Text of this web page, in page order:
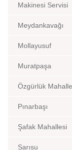
Makinesi Servisi
Meydankavağı
Mollayusuf
Muratpaşa
Özgürlük
Pınarbaşı
Şafak Mahallesi
Sarısu